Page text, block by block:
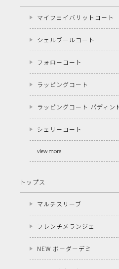
マイフェイバリットコート
シェルブールコート
フォローコート
ラッピングコート
ラッピングコート パディン
シェリーコート
view more
トップス
マルチスリーブ
フレンチメランジェ
NEW ボーダーデミ